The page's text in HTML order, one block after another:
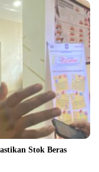
Stok Beras